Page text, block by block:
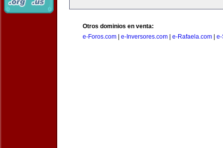
Otros dominios en venta:
e-Foros.com
e-Inversores.com e-Rafaela.com e-